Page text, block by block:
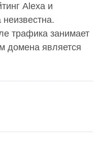
Alexa и
трафика занимает
домена является